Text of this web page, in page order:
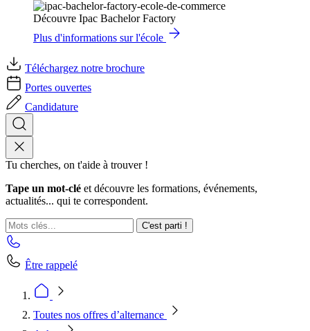
Découvre Ipac Bachelor Factory
Plus d'informations sur l'école
Téléchargez notre brochure
Portes ouvertes
Candidature
Tu cherches, on t'aide à trouver !
Tape un mot-clé et découvre les formations, événements,
actualités... qui te correspondent.
C'est parti !
Être rappelé
Toutes nos offres d’alternance